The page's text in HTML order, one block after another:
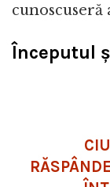
cunoscuseră
Începutul